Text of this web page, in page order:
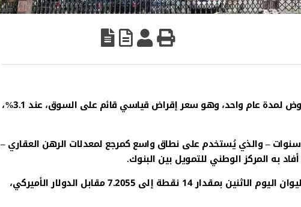
أبقت الصين اليوم الاثنين على سعر الفائدة الرئيسي للقروض لمدة عام واحد، وهو سعر إقراض قياسي قائم على السوق، عند 3.1%،
كما استقر سعر الفائدة الرئيسي للقروض لأجل يزيد عن 5 سنوات – والذي يُستخدم على نطاق واسع كمرجع لمعدلات الرهن العقاري –
ووفقا لنظام تداول النقد الأجنبي في الصين، ارتفع سعر اليوان اليوم الاثنين بمقدار 14 نقطة إلى 7.2055 مقابل الدولار الأميركي،